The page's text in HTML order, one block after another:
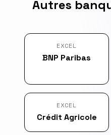
Autres
EXCEL
BNP Paribas
EXCEL
Crédit Agricole